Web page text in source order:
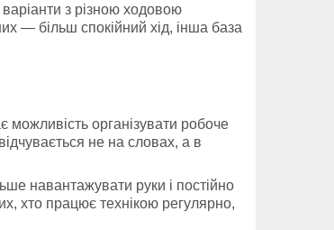
з різною ходовою
— більш спокійний хід, інша база
можливість організувати робоче
не на словах, а в
навантажувати руки і постійно
хто працює технікою регулярно,